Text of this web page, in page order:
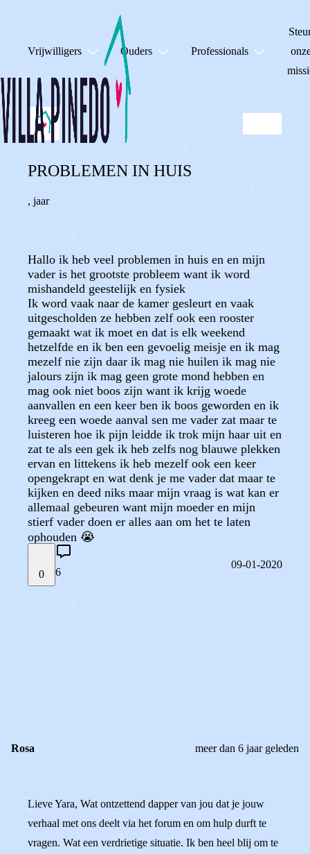
Vrijwilligers Ouders Professionals
PROBLEMEN IN HUIS
, jaar
Hallo ik heb veel problemen in huis en en mijn
vader is het grootste probleem want ik word
mishandeld geestelijk en fysiek
Ik word vaak naar de kamer gesleurt en vaak
uitgescholden ze hebben zelf ook een rooster
gemaakt wat ik moet en dat is elk weekend
hetzelfde en ik ben een gevoelig meisje en ik mag
mezelf nie zijn daar ik mag nie huilen ik mag nie
jalours zijn ik mag geen grote mond hebben en
mag ook niet boos zijn want ik krijg woede
aanvallen en een keer ben ik boos geworden en ik
kreeg een woede aanval sen me vader zat maar te
luisteren hoe ik pijn leidde ik trok mijn haar uit en
zat te als een gek ik heb zelfs nog blauwe plekken
ervan en littekens ik heb mezelf ook een keer
opengekrapt en wat denk je me vader dat maar te
kijken en deed niks maar mijn vraag is wat kan er
allemaal gebeuren want mijn moeder en mijn
stierf vader doen er alles aan om het te laten
ophouden 😭
0 6
09-01-2020
Rosa meer dan 6 jaar geleden
Lieve Yara, Wat ontzettend dapper van jou dat je jouw
verhaal met ons deelt via het forum en om hulp durft te
vragen. Wat een verdrietige situatie. Ik ben heel blij om te